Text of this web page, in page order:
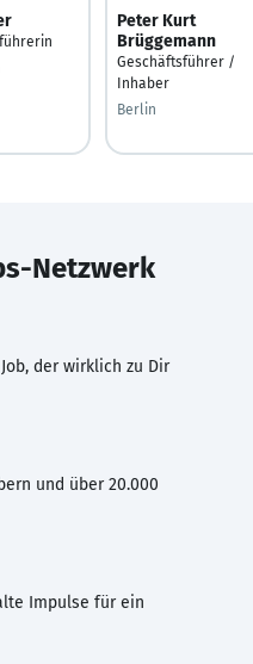
Peter Kurt
Brüggemann
Geschäftsführer /
Inhaber
Berlin
Netzwerk
der wirklich zu Dir
und über 20.000
Impulse für ein